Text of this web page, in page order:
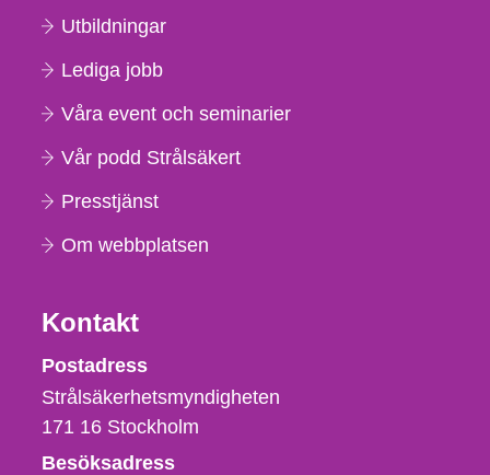
Utbildningar
Lediga jobb
Våra event och seminarier
Vår podd Strålsäkert
Presstjänst
Om webbplatsen
Kontakt
Strålsäkerhetsmyndigheten
Postadress
Strålsäkerhetsmyndigheten
171 16 Stockholm
Besöksadress